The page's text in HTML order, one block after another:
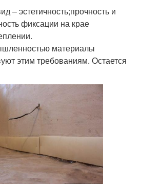
– эстетичность;прочность и
фиксации на крае
материалы
этим требованиям. Остается